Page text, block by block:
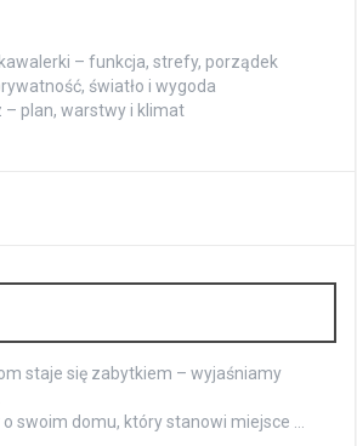
– funkcja, strefy, porządek
światło i wygoda
– plan, warstwy i klimat
staje się zabytkiem – wyjaśniamy
swoim domu, który stanowi miejsce …